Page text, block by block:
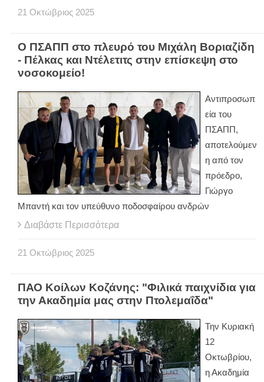
21 Οκτώβριος 2025
Ο ΠΣΑΠΠ στο πλευρό του Μιχάλη Βοριαζίδη
- Πέλκας και Ντέλετιτς στην επίσκεψη στο
νοσοκομείο!
Αντιπροσωπ
εία του
ΠΣΑΠΠ,
αποτελούμεν
η από τον
πρόεδρο,
Γιώργο
Μπαντή και τον υπεύθυνο ποδοσφαίρου ανδρών
Διαβάστε Περισσότερα
21 Οκτώβριος 2025
ΠΑΟ Κοίλων Κοζάνης: "Φιλικά παιχνίδια για
την Ακαδημία μας στην Πτολεμαΐδα"
Την Κυριακή
12
Οκτωβρίου,
η Ακαδημία